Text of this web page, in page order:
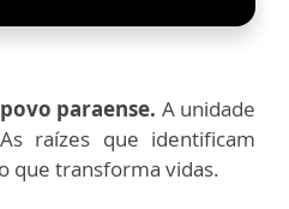
paraense. A unidade
raízes que identificam
que transforma vidas.